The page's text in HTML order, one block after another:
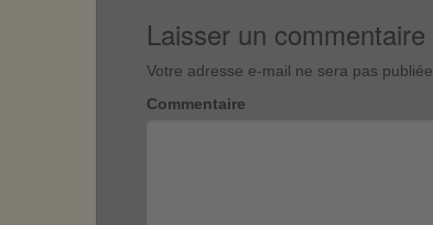
Laisser un commentaire
Votre adresse e-mail ne sera pas publiée.
Commentaire